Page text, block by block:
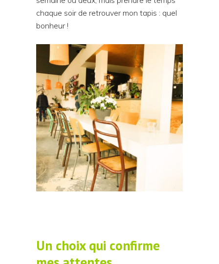
chaque soir de retrouver mon tapis : quel
bonheur !
Un choix qui confirme